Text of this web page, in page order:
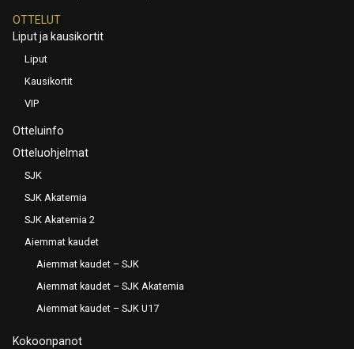
OTTELUT
Liput ja kausikortit
Liput
Kausikortit
VIP
Otteluinfo
Otteluohjelmat
SJK
SJK Akatemia
SJK Akatemia 2
Aiemmat kaudet
Aiemmat kaudet – SJK
Aiemmat kaudet – SJK Akatemia
Aiemmat kaudet – SJK U17
Kokoonpanot